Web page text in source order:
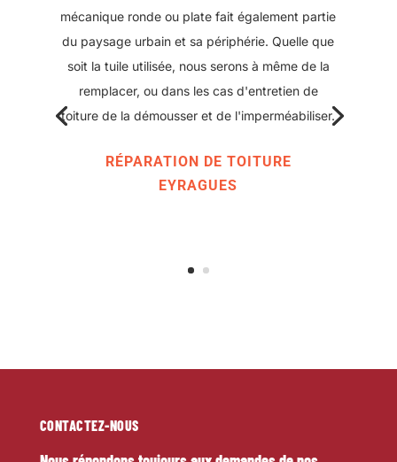
intervenir sur ce type de toiture, pour réparer
ou changer une plaque abîmée. Ce type de
solution offre l'avantage d'avoir une couverture
moderne avec peu de points de rupture tout en
conservant l'aspect classique des toitures
RÉPARATION DE TOITURE
CONTACTEZ-NOUS